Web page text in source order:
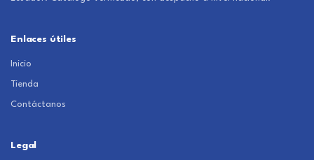
Enlaces útiles
Inicio
Tienda
Contáctanos
Legal